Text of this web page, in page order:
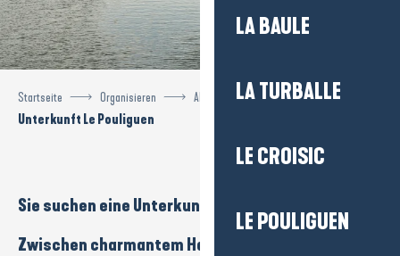
LA BAULE
LA TURBALLE
LE CROISIC
LE POULIGUEN
Startseite Organisieren
Alle Unterkünfte
Unterkunft Le Pouliguen
Sie suchen eine Unterkunft
Zwischen charmantem Hafen